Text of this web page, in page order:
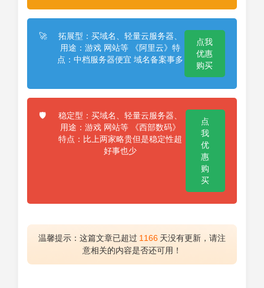
🚀
拓展型：买域名、轻量云服务器、
用途：游戏 网站等 《阿里云》特
点：中档服务器便宜 域名备案事多
点我
优惠
购买
🛡️
稳定型：买域名、轻量云服务器、
用途：游戏 网站等 《西部数码》
特点：比上两家略贵但是稳定性超
好事也少
点
我
优
惠
购
买
温馨提示：这篇文章已超过 1166 天没有更新，请注
意相关的内容是否还可用！